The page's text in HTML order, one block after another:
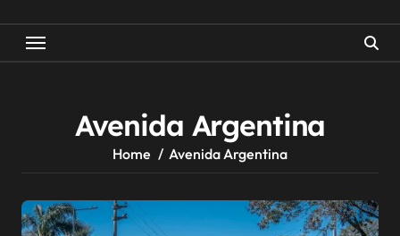
Avenida Argentina
Home Avenida Argentina